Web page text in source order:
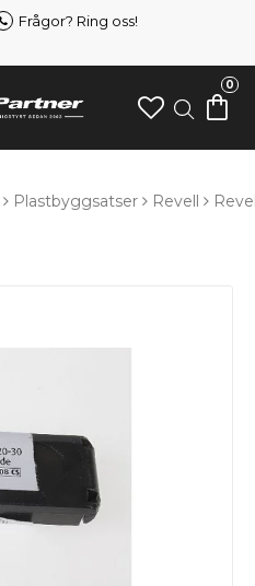
Frågor? Ring oss!
0
Plastbyggsatser Revell